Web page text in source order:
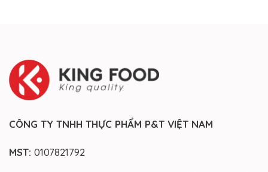
CÔNG TY TNHH THỰC PHẨM P&T VIỆT NAM
MST: 0107821792